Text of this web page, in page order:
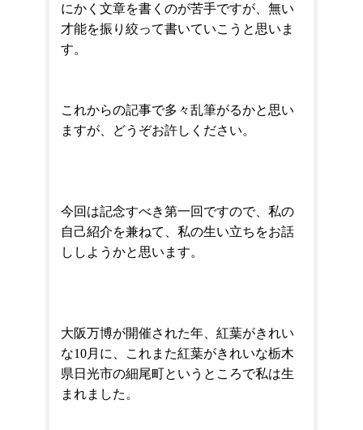
にかく文章を書くのが苦手ですが、無い
才能を振り絞って書いていこうと思いま
す。
これからの記事で多々乱筆がるかと思い
ますが、どうぞお許しください。
今回は記念すべき第一回ですので、私の
自己紹介を兼ねて、私の生い立ちをお話
ししようかと思います。
大阪万博が開催された年、紅葉がきれい
な10月に、これまた紅葉がきれいな栃木
県日光市の細尾町というところで私は生
まれました。